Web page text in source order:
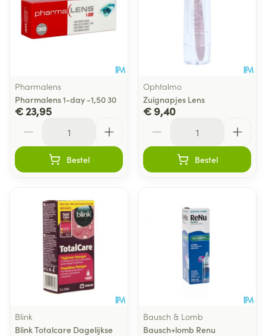
Pharmalens
Pharmalens 1-day -1,50 30
€ 23,95
Bestel
Ophtalmo
Zuignapjes Lens
€ 9,40
Bestel
Blink
Blink Totalcare Dagelijkse
Bausch & Lomb
Bausch+lomb Renu